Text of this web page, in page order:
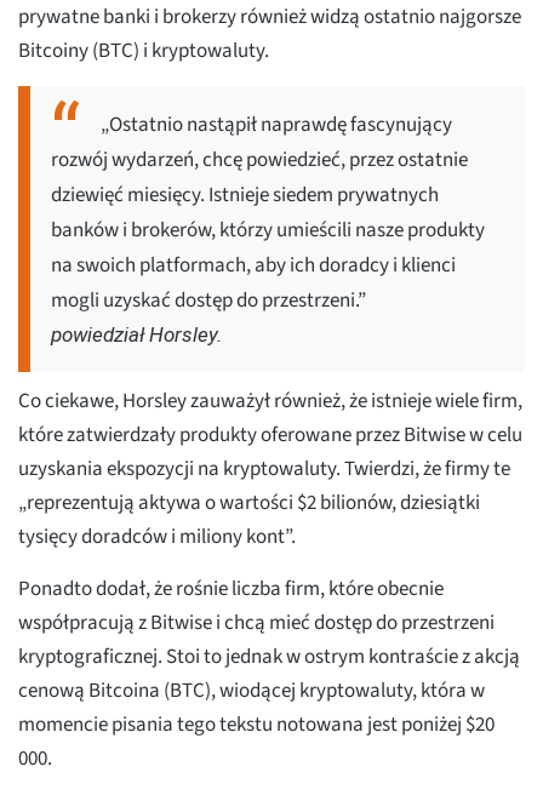
prywatne banki i brokerzy również widzą ostatnio najgorsze
Bitcoiny (BTC) i kryptowaluty.
„Ostatnio nastąpił naprawdę fascynujący
rozwój wydarzeń, chcę powiedzieć, przez ostatnie
dziewięć miesięcy. Istnieje siedem prywatnych
banków i brokerów, którzy umieścili nasze produkty
na swoich platformach, aby ich doradcy i klienci
mogli uzyskać dostęp do przestrzeni.”
powiedział Horsley.
Co ciekawe, Horsley zauważył również, że istnieje wiele firm,
które zatwierdzały produkty oferowane przez Bitwise w celu
uzyskania ekspozycji na kryptowaluty. Twierdzi, że firmy te
„reprezentują aktywa o wartości $2 bilionów, dziesiątki
tysięcy doradców i miliony kont”.
Ponadto dodał, że rośnie liczba firm, które obecnie
współpracują z Bitwise i chcą mieć dostęp do przestrzeni
kryptograficznej. Stoi to jednak w ostrym kontraście z akcją
cenową Bitcoina (BTC), wiodącej kryptowaluty, która w
momencie pisania tego tekstu notowana jest poniżej $20
000.